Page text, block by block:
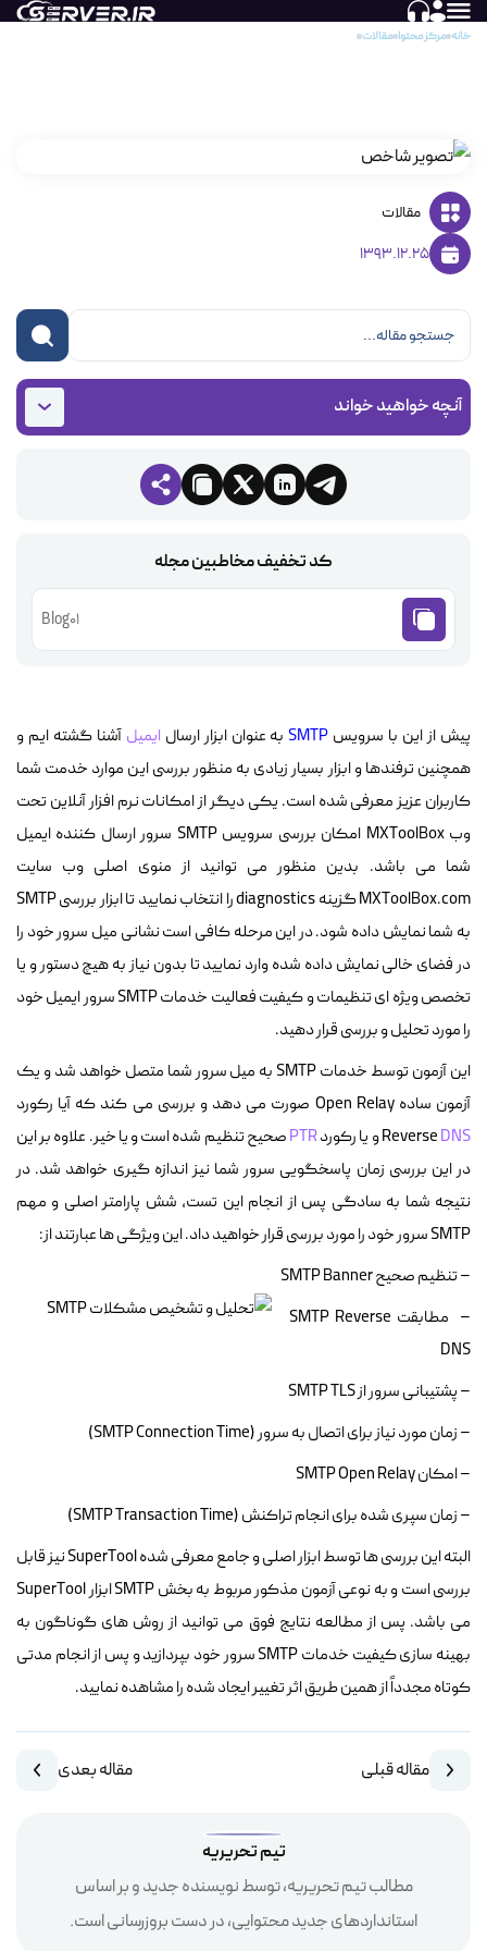
خانه مرکز محتوا مقالات
مقالات
1393.12.25
آنچه خواهید خواند
کد تخفیف مخاطبین مجله
Blog01
پیش از این با سرویس SMTPبه عنوان ابزار ارسالایمیلآشنا گشته ایم و
همچنین ترفندها و ابزار بسیار زیادی به منظور بررسی این موارد خدمت شما
کاربران عزیز معرفی شده است. یکی دیگر از امکانات نرم افزار آنلاین تحت
وب MXToolBox امکان بررسی سرویس SMTP سرور ارسال کننده ایمیل
شما می باشد. بدین منظور می توانید از منوی اصلی وب سایت
MXToolBox.com گزینه diagnostics را انتخاب نمایید تا ابزار بررسی SMTP
به شما نمایش داده شود. در این مرحله کافی است نشانی میل سرور خود را
در فضای خالی نمایش داده شده وارد نمایید تا بدون نیاز به هیچ دستور و یا
تخصص ویژه ای تنظیمات و کیفیت فعالیت خدمات SMTP سرور ایمیل خود
را مورد تحلیل و بررسی قرار دهید.
این آزمون توسط خدمات SMTP به میل سرور شما متصل خواهد شد و یک
آزمون ساده Open Relay صورت می دهد و بررسی می کند که آیا رکورد
ReverseDNS و یا رکوردPTRصحیح تنظیم شده است و یا خیر. علاوه بر این
در این بررسی زمان پاسخگویی سرور شما نیز اندازه گیری خواهد شد. در
نتیجه شما به سادگی پس از انجام این تست، شش پارامتر اصلی و مهم
SMTP سرور خود را مورد بررسی قرار خواهید داد. این ویژگی ها عبارتند از:
– تنظیم صحیح SMTP Banner
– مطابقت SMTP Reverse
DNS
– پشتیبانی سرور از SMTP TLS
– زمان مورد نیاز برای اتصال به سرور (SMTP Connection Time)
– امکان SMTP Open Relay
– زمان سپری شده برای انجام تراکنش (SMTP Transaction Time)
البته این بررسی ها توسط ابزار اصلی و جامع معرفی شده SuperTool نیز قابل
بررسی است و به نوعی آزمون مذکور مربوط به بخش SMTP ابزار SuperTool
می باشد. پس از مطالعه نتایج فوق می توانید از روش های گوناگون به
بهینه سازی کیفیت خدمات SMTP سرور خود بپردازید و پس از انجام مدتی
کوتاه مجدداً از همین طریق اثر تغییر ایجاد شده را مشاهده نمایید.
مقاله قبلی مقاله بعدی
تیم تحریریه
مطالب تیم تحریریه، توسط نویسنده جدید و بر اساس
استانداردهای جدید محتوایی، در دست بروزرسانی است.